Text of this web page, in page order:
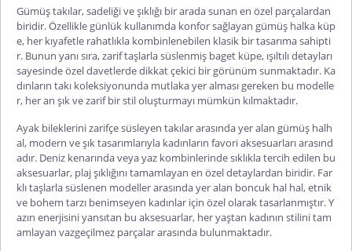
Gümüş takılar, sadeliği ve şıklığı bir arada sunan en özel parçalardan
biridir. Özellikle günlük kullanımda konfor sağlayan gümüş halka küp
e, her kıyafetle rahatlıkla kombinlenebilen klasik bir tasarıma sahipti
r. Bunun yanı sıra, zarif taşlarla süslenmiş baget küpe, ışıltılı detayları
sayesinde özel davetlerde dikkat çekici bir görünüm sunmaktadır. Ka
dınların takı koleksiyonunda mutlaka yer alması gereken bu modelle
r, her an şık ve zarif bir stil oluşturmayı mümkün kılmaktadır.
Ayak bileklerini zarifçe süsleyen takılar arasında yer alan gümüş halh
al, modern ve şık tasarımlarıyla kadınların favori aksesuarları arasınd
adır. Deniz kenarında veya yaz kombinlerinde sıklıkla tercih edilen bu
aksesuarlar, plaj şıklığını tamamlayan en özel detaylardan biridir. Far
klı taşlarla süslenen modeller arasında yer alan boncuk hal hal, etnik
ve bohem tarzı benimseyen kadınlar için özel olarak tasarlanmıştır. Y
azın enerjisini yansıtan bu aksesuarlar, her yaştan kadının stilini tam
amlayan vazgeçilmez parçalar arasında bulunmaktadır.